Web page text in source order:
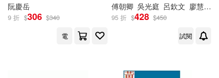
阮慶岳
9 折 $306 $340
電
傅朝卿 吳光庭 呂欽文 廖慧燕
95 折 $428 $450
試閱